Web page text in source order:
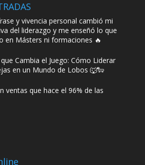
y vivencia personal cambió mi
del liderazgo y me enseñó lo que
en Másters ni formaciones 🔥
Cambia el Juego: Cómo Liderar
en un Mundo de Lobos 🐺🐑
ventas que hace el 96% de las